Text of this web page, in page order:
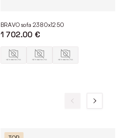
BRAVO sofa 2380x1250
1 702.00 €